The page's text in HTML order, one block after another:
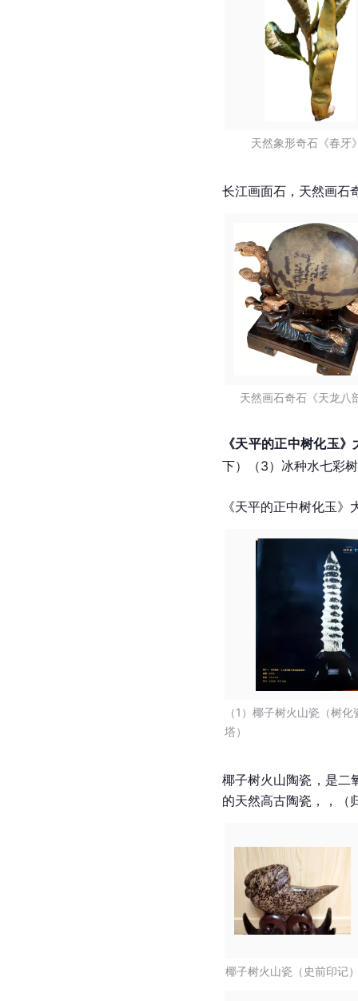
天然象形奇石《春
长江画面石，天然画石
天然画石奇石《天龙
《天平的正中树化玉
下）（3）冰种水七彩
《天平的正中树化玉
（1）椰子树火山瓷（树化
塔）
椰子树火山陶瓷，是二
的天然高古陶瓷，，（
椰子树火山瓷（史前印记